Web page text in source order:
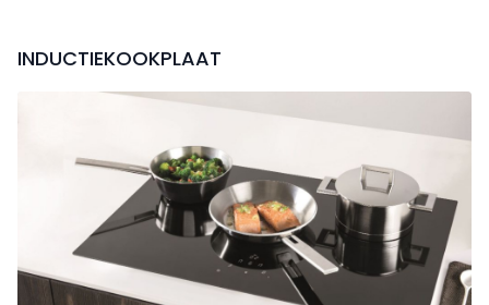
INDUCTIEKOOKPLAAT